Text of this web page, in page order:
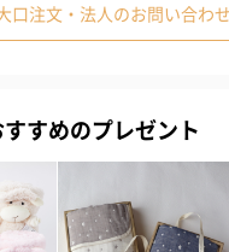
可愛らしい動物のお人形が
可愛さと万能さを兼ね備え
として、ブランケットとし
す。
口注文・法人のお問い合わ
すめのプレゼント